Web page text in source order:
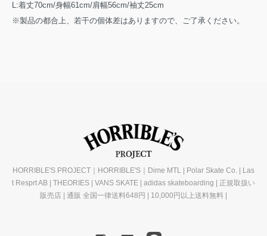
L:着丈70cm/身幅61cm/肩幅56cm/袖丈25cm
※製品の都合上、若干の個体差はありますので、ご了承ください。
HORRIBLE'S PROJECT｜HORRIBLE'S｜Dime MTL | Polar Skate Co. | Las
t Resprt AB | THEORIES | VANS SKATE | adidas skateboarding | 正規取扱い
販売店 | 通販 全国一律送料648円 | 10,000円以上送料無料 |